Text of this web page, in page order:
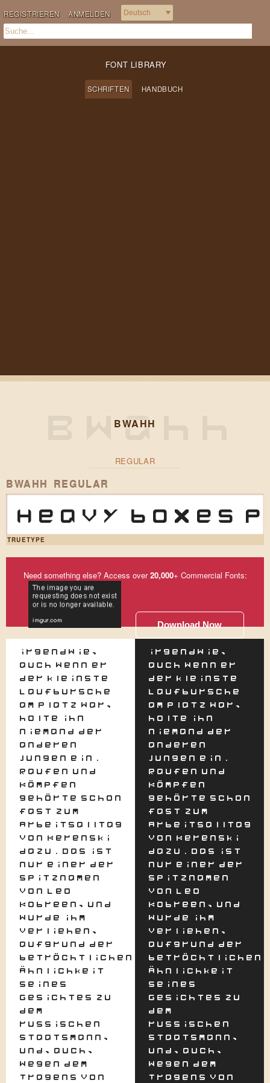
REGISTRIEREN ANMELDEN
FONT LIBRARY
SCHRIFTEN HANDBUCH
BWAHH
REGULAR
BWAHH REGULAR
Heavy boxes
TRUETYPE
Need something else? Access over20,000+ Commercial Fonts:
Download Now
Irgendwie,
auch wenn er
der kleinste
Laufbursche
am Platz war,
holte ihn
niemand der
anderen
Jungen ein.
Raufen und
Kämpfen
gehörte schon
fast zum
Arbeitsalltag
von Kerenski
dazu. Das ist
nur einer der
Spitznamen
von Leo
Kobreen, und
wurde ihm
verliehen,
aufgrund der
beträchtlichen
Ähnlichkeit
seines
Gesichtes zu
dem
russischen
Staatsmann,
und, auch,
wegen dem
Tragens von
Irgendwie,
auch wenn er
der kleinste
Laufbursche
am Platz war,
holte ihn
niemand der
anderen
Jungen ein.
Raufen und
Kämpfen
gehörte schon
fast zum
Arbeitsalltag
von Kerenski
dazu. Das ist
nur einer der
Spitznamen
von Leo
Kobreen, und
wurde ihm
verliehen,
aufgrund der
beträchtlichen
Ähnlichkeit
seines
Gesichtes zu
dem
russischen
Staatsmann,
und, auch,
wegen dem
Tragens von